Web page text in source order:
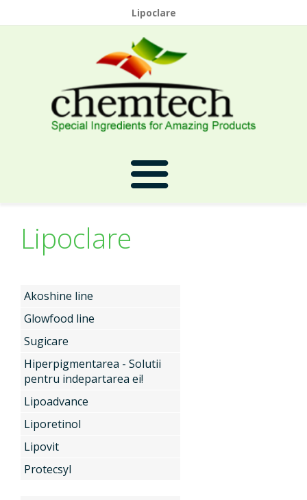
Lipoclare
Prima Pagina
Lipoclare
Akoshine line
Glowfood line
Sugicare
Hiperpigmentarea - Solutii
pentru indepartarea ei!
Lipoadvance
Liporetinol
Lipovit
Protecsyl